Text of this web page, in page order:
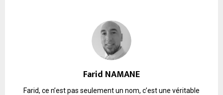
Farid NAMANE
Farid, ce n’est pas seulement un nom, c’est une véritable